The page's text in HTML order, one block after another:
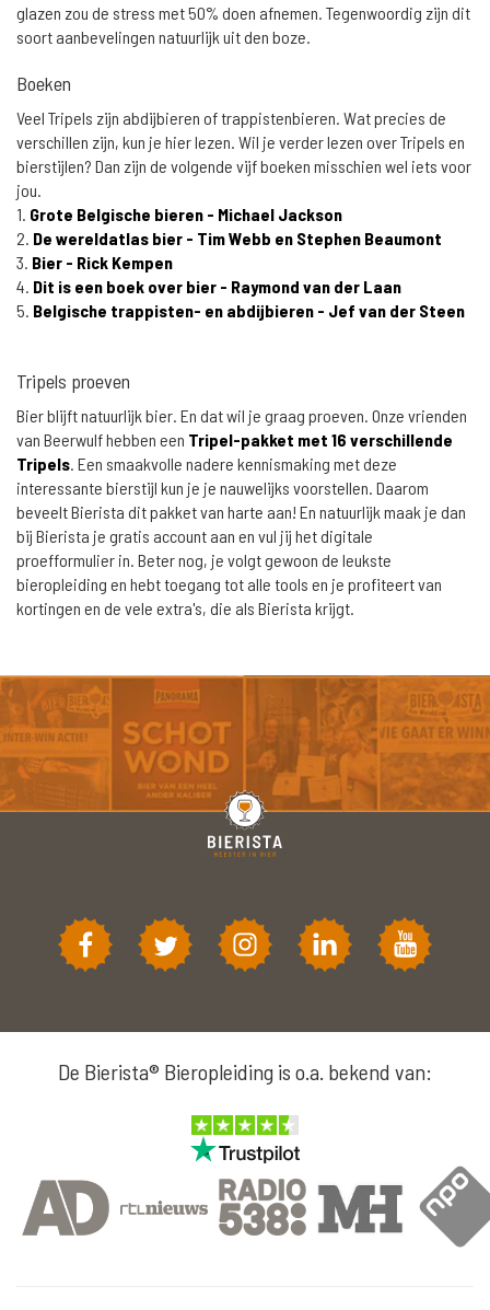
glazen zou de stress met 50% doen afnemen. Tegenwoordig zijn dit
soort aanbevelingen natuurlijk uit den boze.
Boeken
Veel Tripels zijn abdijbieren of trappistenbieren. Wat precies de
verschillen zijn, kun je hier lezen. Wil je verder lezen over Tripels en
bierstijlen? Dan zijn de volgende vijf boeken misschien wel iets voor
jou.
1. Grote Belgische bieren - Michael Jackson
2. De wereldatlas bier - Tim Webb en Stephen Beaumont
3. Bier - Rick Kempen
4. Dit is een boek over bier - Raymond van der Laan
5. Belgische trappisten- en abdijbieren - Jef van der Steen
Tripels proeven
Bier blijft natuurlijk bier. En dat wil je graag proeven. Onze vrienden
van Beerwulf hebben een Tripel-pakket met 16 verschillende
Tripels . Een smaakvolle nadere kennismaking met deze
interessante bierstijl kun je je nauwelijks voorstellen. Daarom
beveelt Bierista dit pakket van harte aan! En natuurlijk maak je dan
bij Bierista je gratis account aan en vul jij het digitale
proefformulier in. Beter nog, je volgt gewoon de leukste
bieropleiding en hebt toegang tot alle tools en je profiteert van
kortingen en de vele extra's, die als Bierista krijgt.
De Bierista® Bieropleiding is o.a. bekend van: